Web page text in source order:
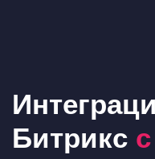
Битрикс с